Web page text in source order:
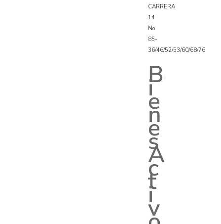
CARRERA
14
No
85-
36/46/52/53/60/68/76
B
i
e
n
e
s
A
c
t
i
v